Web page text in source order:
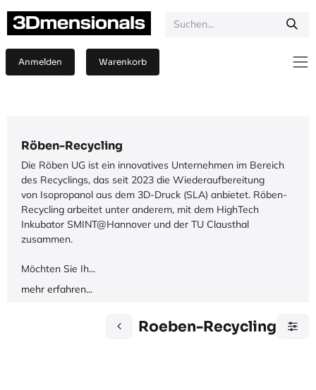
Anmelden Warenkorb
Röben-Recycling
Die Röben UG ist ein innovatives Unternehmen im Bereich
des Recyclings, das seit 2023 die Wiederaufbereitung
von Isopropanol aus dem 3D-Druck (SLA) anbietet. Röben-
Recycling arbeitet unter anderem, mit dem HighTech
Inkubator SMINT@Hannover und der TU Clausthal
zusammen.
Möchten Sie Ih...
mehr erfahren...
Roeben-Recycling